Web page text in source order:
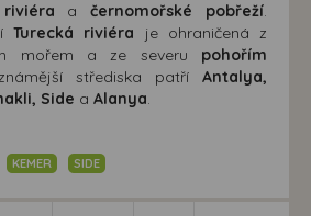
ačernomořské pobřeží.
Turecká riviéra je ohraničená z
mořem a ze severu pohořím
střediska patří Antalya,
Side a Alanya.
KEMER SIDE